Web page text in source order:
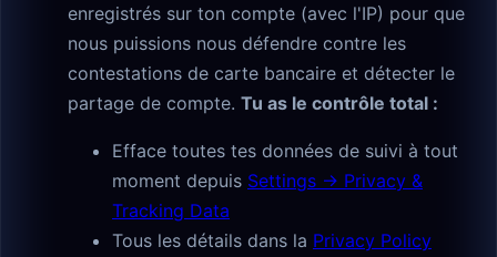
enregistrés sur ton compte (avec l'IP) pour que
nous puissions nous défendre contre les
contestations de carte bancaire et détecter le
partage de compte. Tu as le contrôle total :
Efface toutes tes données de suivi à tout
moment depuis Settings → Privacy &
Tracking Data
Tous les détails dans la Privacy Policy